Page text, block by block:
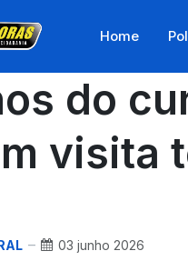
Home
do
visita
03 junho 2026